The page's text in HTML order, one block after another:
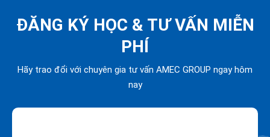
ĐĂNG KÝ HỌC & TƯ VẤN MIỄN
PHÍ
Hãy trao đổi với chuyên gia tư vấn AMEC GROUP ngay hôm
nay